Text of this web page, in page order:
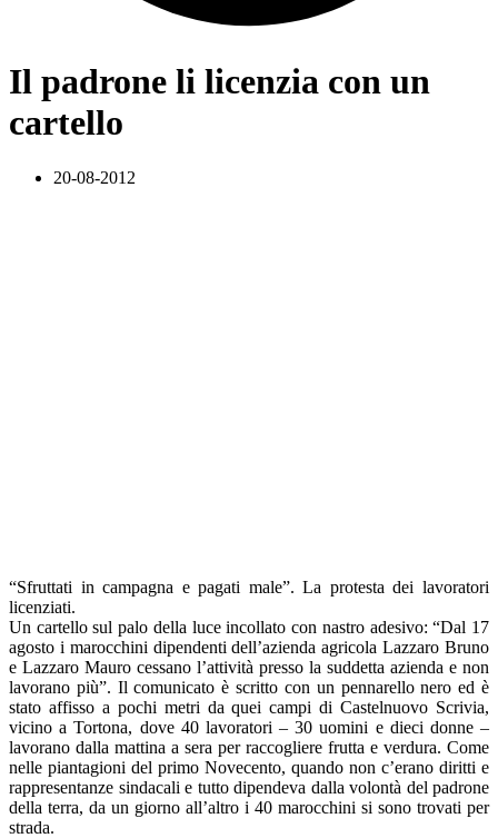
Il padrone li licenzia con un
cartello
20-08-2012
“Sfruttati in campagna e pagati male”. La protesta dei lavoratori
licenziati.
Un cartello sul palo della luce incollato con nastro adesivo: “Dal 17
agosto i marocchini dipendenti dell’azienda agricola Lazzaro Bruno
e Lazzaro Mauro cessano l’attività presso la suddetta azienda e non
lavorano più”. Il comunicato è scritto con un pennarello nero ed è
stato affisso a pochi metri da quei campi di Castelnuovo Scrivia,
vicino a Tortona, dove 40 lavoratori – 30 uomini e dieci donne –
lavorano dalla mattina a sera per raccogliere frutta e verdura. Come
nelle piantagioni del primo Novecento, quando non c’erano diritti e
rappresentanze sindacali e tutto dipendeva dalla volontà del padrone
della terra, da un giorno all’altro i 40 marocchini si sono trovati per
strada.